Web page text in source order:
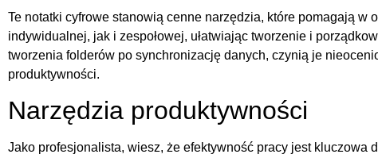
Te notatki cyfrowe stanowią cenne narzędzia, które pomagają w
indywidualnej, jak i zespołowej, ułatwiając tworzenie i
tworzenia folderów po synchronizację danych, czynią je
produktywności.
Narzędzia produktywności
Jako profesjonalista, wiesz, że efektywność pracy jest kluczowa